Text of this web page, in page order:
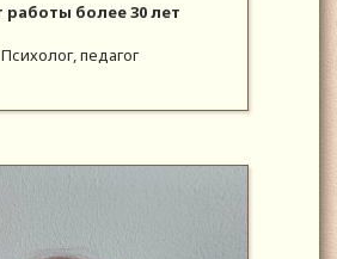
работы более 30 лет
Психолог, педагог